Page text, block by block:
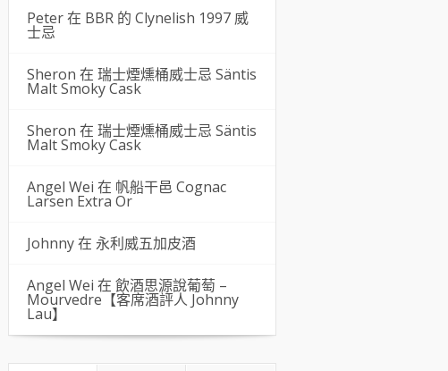
Peter 在 BBR 的 Clynelish 1997 威
士忌
Sheron 在 瑞士煙燻桶威士忌 Säntis
Malt Smoky Cask
Sheron 在 瑞士煙燻桶威士忌 Säntis
Malt Smoky Cask
Angel Wei 在 帆船干邑 Cognac
Larsen Extra Or
Johnny 在 永利威五加皮酒
Angel Wei 在 飲酒思源說葡萄 –
Mourvedre【客席酒評人 Johnny
Lau】